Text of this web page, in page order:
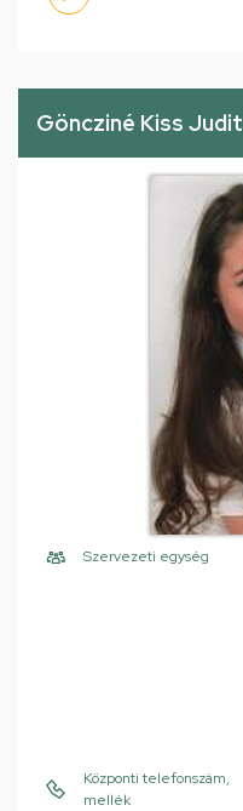
Göncziné Kiss Judit
Szervezeti egység
Központi telefonszám,
mellék